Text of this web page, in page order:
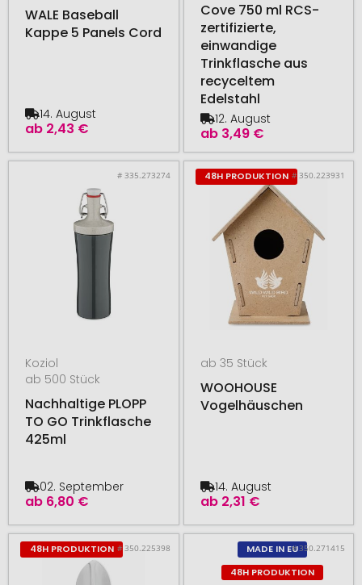
WALE Baseball
Kappe 5 Panels Cord
ab 2,43 €
14. August
Cove 750 ml RCS-
zertifizierte,
einwandige
Trinkflasche aus
recyceltem
Edelstahl
ab 3,49 €
12. August
# 335.273274
Koziol
ab 500 Stück
Nachhaltige PLOPP
TO GO Trinkflasche
425ml
ab 6,80 €
02. September
48H PRODUKTION # 350.223931
ab 35 Stück
WOOHOUSE
Vogelhäuschen
ab 2,31 €
14. August
48H PRODUKTION # 350.225398
MADE IN EU
48H PRODUKTION
# 350.271415